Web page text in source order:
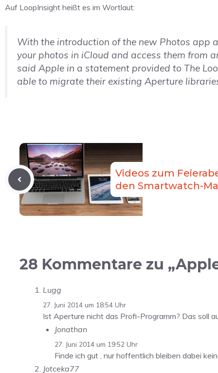
Auf LoopInsight heißt es im Wortlaut:
With the introduction of the new Photos app
your photos in iCloud and access them from
said Apple in a statement provided to The
able to migrate their existing Aperture
Videos zum
den Smartwatch-
28 Kommentare zu
Lugg
27. Juni 2014 um 18:54 Uhr
Ist Aperture nicht das Profi-Programm? Das soll
Jonathan
27. Juni 2014 um 19:52 Uhr
Finde ich gut , nur hoffentlich bleiben dabei
Jotceka77